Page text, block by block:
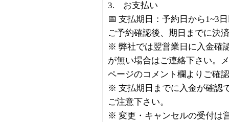
3. お支払い
📅 支払期日：予約日から1~3
ご予約確認後、期日までに決
※ 弊社では翌営業日に入金確
が無い場合はご連絡下さい。
ページのコメント欄よりご確
※ 支払期日までに入金が確認
ご注意下さい。
※ 変更・キャンセルの受付は